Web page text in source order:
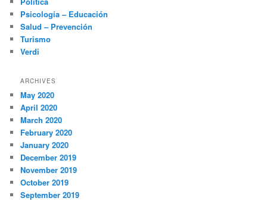
Psicología – Educación
Salud – Prevención
Turismo
Verdi
ARCHIVES
May 2020
April 2020
March 2020
February 2020
January 2020
December 2019
November 2019
October 2019
September 2019